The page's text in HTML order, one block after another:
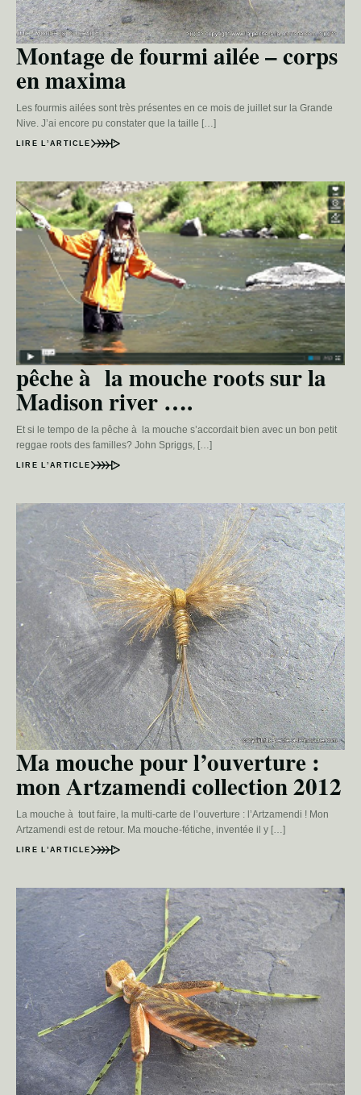
Montage de fourmi ailée – corps
en maxima
Les fourmis ailées sont très présentes en ce mois de juillet sur la Grande
Nive. J’ai encore pu constater que la taille […]
LIRE L’ARTICLE
pêche à la mouche roots sur la
Madison river ….
Et si le tempo de la pêche à la mouche s’accordait bien avec un bon petit
reggae roots des familles? John Spriggs, […]
LIRE L’ARTICLE
Ma mouche pour l’ouverture :
mon Artzamendi collection 2012
La mouche à tout faire, la multi-carte de l’ouverture : l’Artzamendi ! Mon
Artzamendi est de retour. Ma mouche-fétiche, inventée il y […]
LIRE L’ARTICLE